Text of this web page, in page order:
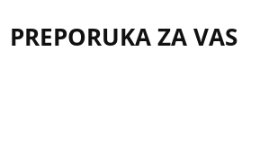
PREPORUKA ZA VAS